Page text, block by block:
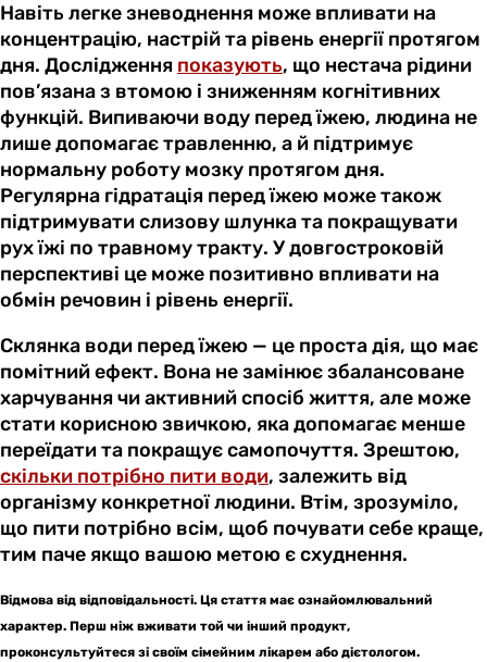
Навіть легке зневоднення може впливати на
концентрацію, настрій та рівень енергії протягом
дня. Дослідження показують, що нестача рідини
пов’язана з втомою і зниженням когнітивних
функцій. Випиваючи воду перед їжею, людина не
лише допомагає травленню, а й підтримує
нормальну роботу мозку протягом дня.
Регулярна гідратація перед їжею може також
підтримувати слизову шлунка та покращувати
рух їжі по травному тракту. У довгостроковій
перспективі це може позитивно впливати на
обмін речовин і рівень енергії.
Склянка води перед їжею — це проста дія, що має
помітний ефект. Вона не замінює збалансоване
харчування чи активний спосіб життя, але може
стати корисною звичкою, яка допомагає менше
переїдати та покращує самопочуття. Зрештою,
скільки потрібно пити води, залежить від
організму конкретної людини. Втім, зрозуміло,
що пити потрібно всім, щоб почувати себе краще,
тим паче якщо вашою метою є схуднення.
Відмова від відповідальності. Ця стаття має ознайомлювальний
характер. Перш ніж вживати той чи інший продукт,
проконсультуйтеся зі своїм сімейним лікарем або дієтологом.